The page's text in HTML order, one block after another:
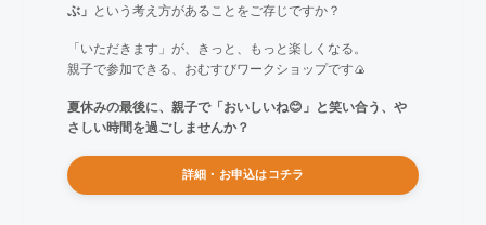
ぶ」
という考え方があることをご存じですか？
「いただきます」が、きっと、もっと楽しくなる。
親子で参加できる、おむすびワークショップです🍙
夏休みの最後に、親子で「おいしいね😊」と笑い合う、や
さしい時間を過ごしませんか？
詳細・お申込はコチラ